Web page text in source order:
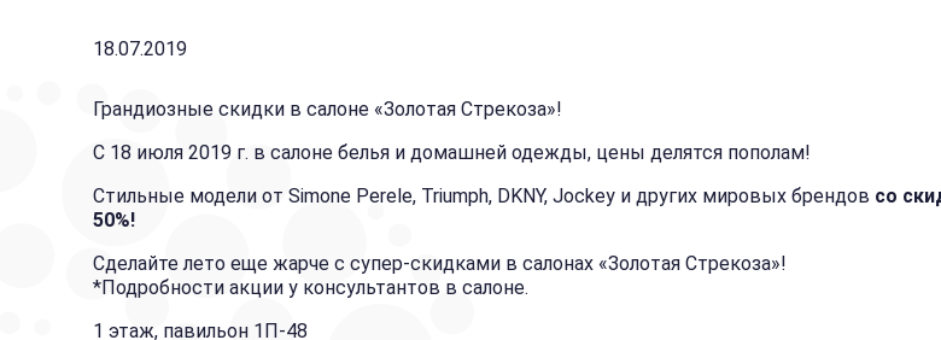
18.07.2019
Грандиозные скидки в салоне «Золотая Стрекоза»!
С 18 июля 2019 г. в салоне белья и домашней одежды, цены делятся пополам!
Стильные модели от Simone Perele, Triumph, DKNY, Jockey и других мировых брендов со
50%!
Сделайте лето еще жарче с супер-скидками в салонах «Золотая Стрекоза»!
*Подробности акции у консультантов в салоне.
1 этаж, павильон 1П-48